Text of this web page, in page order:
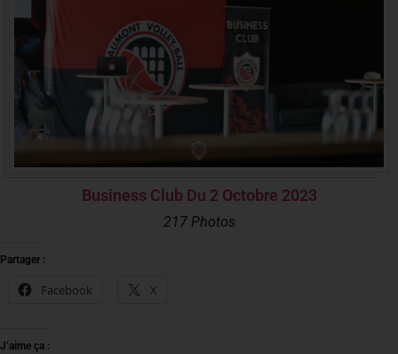
Business Club Du 2 Octobre 2023
217 Photos
Partager :
Facebook X
J’aime ça :